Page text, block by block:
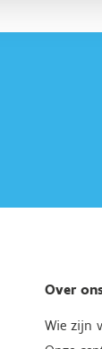
Over
Wie zijn